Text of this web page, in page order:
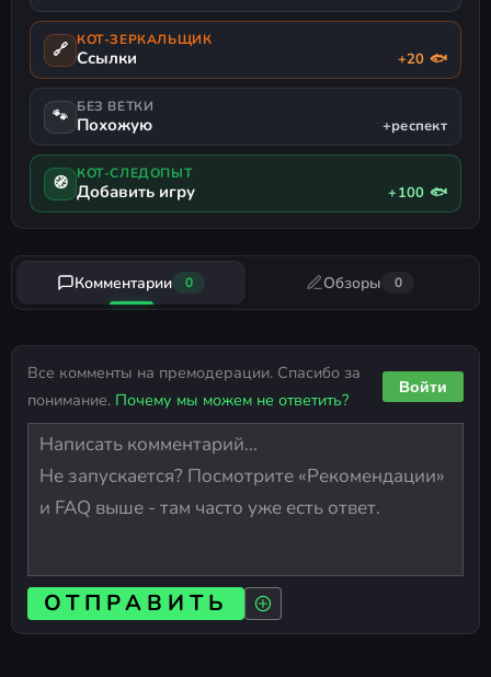
🔗 КОТ-ЗЕРКАЛЬЩИК
Ссылки +20 🐟
🐾 БЕЗ ВЕТКИ
Похожую +респект
🧭 КОТ-СЛЕДОПЫТ
Добавить игру +100 🐟
Комментарии 0 Обзоры 0
Все комменты на премодерации. Спасибо за
понимание. Почему мы можем не ответить?
Войти
ОТПРАВИТЬ